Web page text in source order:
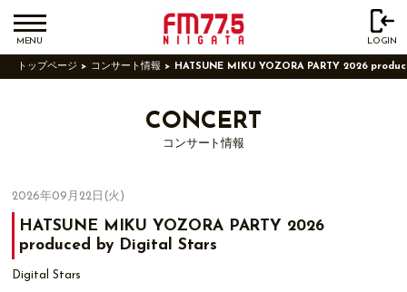
MENU LOGIN
トップページ コンサート情報 HATSUNE MIKU YOZORA PARTY 2026
CONCERT
コンサート情報
2026年09月22日(火)
HATSUNE MIKU YOZORA PARTY 2026
produced by Digital Stars
Digital Stars